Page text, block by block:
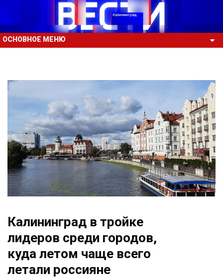
ОСНОВНОЕ МЕНЮ
Калининград в тройке
лидеров среди городов,
куда летом чаще всего
летали россияне